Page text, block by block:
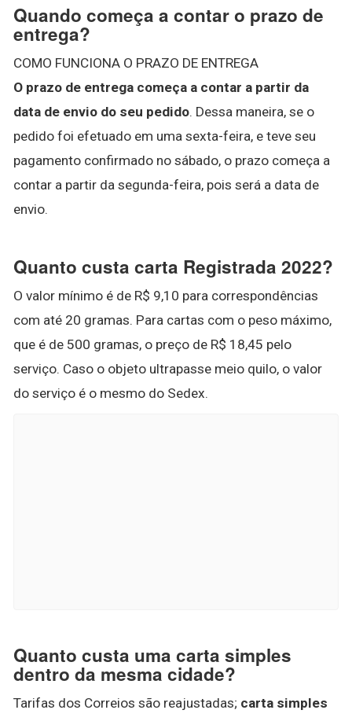
Quando começa a contar o prazo de
entrega?
COMO FUNCIONA O PRAZO DE ENTREGA
O prazo de entrega começa a contar a partir da
data de envio do seu pedido. Dessa maneira, se o
pedido foi efetuado em uma sexta-feira, e teve seu
pagamento confirmado no sábado, o prazo começa a
contar a partir da segunda-feira, pois será a data de
envio.
Quanto custa carta Registrada 2022?
O valor mínimo é de R$ 9,10 para correspondências
com até 20 gramas. Para cartas com o peso máximo,
que é de 500 gramas, o preço de R$ 18,45 pelo
serviço. Caso o objeto ultrapasse meio quilo, o valor
do serviço é o mesmo do Sedex.
Quanto custa uma carta simples
dentro da mesma cidade?
Tarifas dos Correios são reajustadas; carta simples